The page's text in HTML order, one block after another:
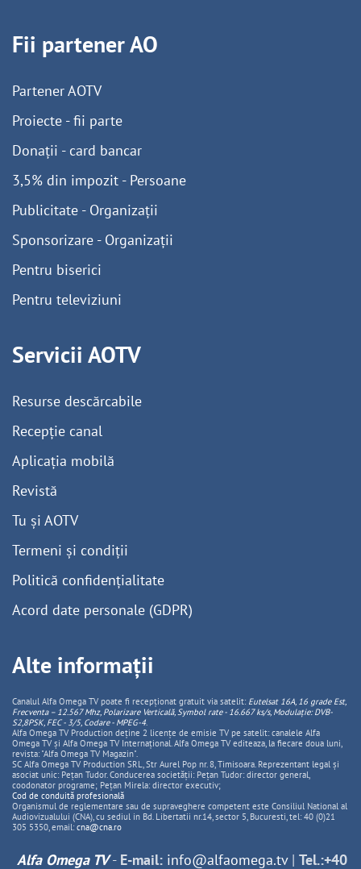
Fii partener AO
Partener AOTV
Proiecte - fii parte
Donații - card bancar
3,5% din impozit - Persoane
Publicitate - Organizații
Sponsorizare - Organizații
Pentru biserici
Pentru televiziuni
Servicii AOTV
Resurse descărcabile
Recepție canal
Aplicația mobilă
Revistă
Tu și AOTV
Termeni și condiții
Politică confidențialitate
Acord date personale (GDPR)
Alte informații
Canalul Alfa Omega TV poate fi recepționat gratuit via satelit: Eutelsat 16A, 16 grade Est,
Frecventa – 12.567 Mhz, PolarizareVerticală, Symbol rate - 16.667 ks/s, Modulație: DVB-
S2,8PSK, FEC - 3/5, Codare - MPEG-4.
Alfa Omega TV Production deține 2 licențe de emisie TV pe satelit: canalele Alfa
Omega TV și Alfa Omega TV Internațional. Alfa Omega TV editeaza, la fiecare doua luni,
revista: "Alfa Omega TV Magazin".
SC Alfa Omega TV Production SRL, Str Aurel Pop nr. 8, Timisoara. Reprezentant legal și
asociat unic: Pețan Tudor. Conducerea societății: Pețan Tudor: director general,
coodonator programe; Pețan Mirela: director executiv;
Cod de conduită profesională
Organismul de reglementare sau de supraveghere competent este Consiliul National al
Audiovizualului (CNA), cu sediul in Bd. Libertatii nr.14, sector 5, Bucuresti, tel: 40 (0)21
305 5350, email: cna@cna.ro
Alfa Omega TV- E-mail: info@alfaomega.tv| Tel.:+40